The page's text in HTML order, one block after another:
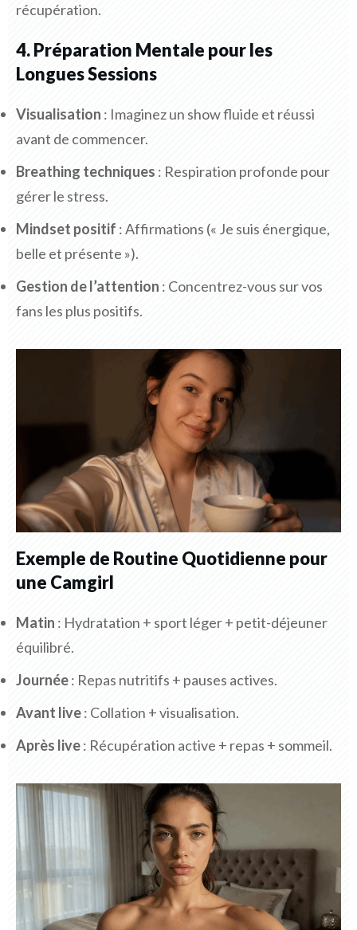
récupération.
4. Préparation Mentale pour les
Longues Sessions
Visualisation : Imaginez un show fluide et réussi
avant de commencer.
Breathing techniques : Respiration profonde pour
gérer le stress.
Mindset positif : Affirmations (« Je suis énergique,
belle et présente »).
Gestion de l’attention : Concentrez-vous sur vos
fans les plus positifs.
Exemple de Routine Quotidienne pour
une Camgirl
Matin : Hydratation + sport léger + petit-déjeuner
équilibré.
Journée: Repas nutritifs + pauses actives.
Avant live: Collation + visualisation.
Après live: Récupération active + repas + sommeil.